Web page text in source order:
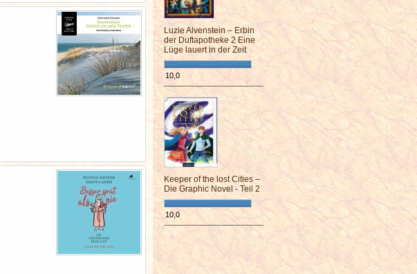
Luzie Alvenstein – Erbin
der Duftapotheke 2 Eine
Lüge lauert in der Zeit
10,0
¯¯¯¯¯¯¯¯¯¯¯¯¯¯¯¯¯¯¯¯¯¯¯¯
Keeper of the lost Cities –
Die Graphic Novel - Teil 2
10,0
¯¯¯¯¯¯¯¯¯¯¯¯¯¯¯¯¯¯¯¯¯¯¯¯